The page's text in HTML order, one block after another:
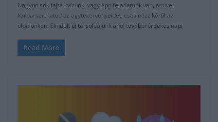
Nagyon sok fajta kvízünk, vagy épp feladatunk van, amivel
karbantarthatod az agytekervényeidet, csak nézz körül az
oldalunkon. Elindult új társoldalunk ahol további érdekes napi
Read More